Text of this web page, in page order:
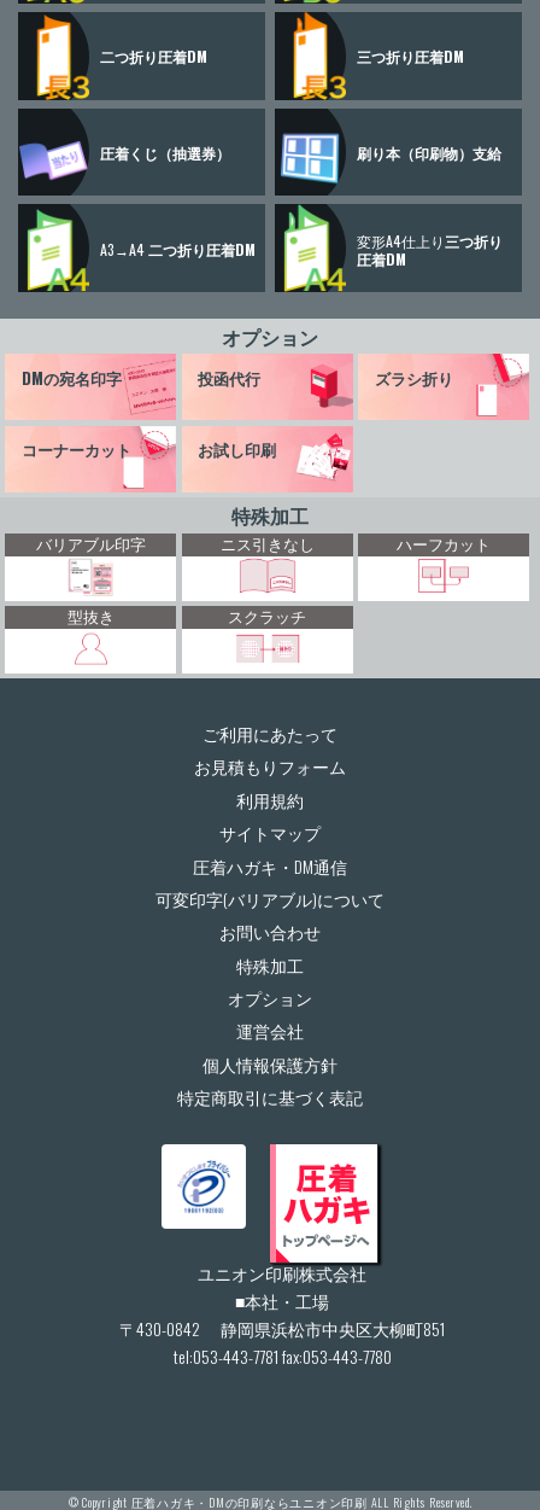
二つ折り圧着DM 三つ折り圧着DM
圧着くじ （抽選券） 刷り本（印刷物） 支給
A3→A4二つ折り圧着DM 変形A4仕上り 三つ折り
圧着DM
オプション
DMの宛名印字 投函代行 ズラシ折り
コーナーカット お試し印刷
特殊加工
バリアブル印字 ニス引きなし ハーフカット
型抜き スクラッチ
ご利用にあたって
お見積もりフォーム
利用規約
サイトマップ
圧着ハガキ・DM通信
可変印字(バリアブル)について
お問い合わせ
特殊加工
オプション
運営会社
個人情報保護方針
特定商取引に基づく表記
ユニオン印刷株式会社
■本社・工場
〒430-0842 静岡県浜松市中央区大柳町851
tel:053-443-7781 fax:053-443-7780
© Copyright 圧着ハガキ・DMの印刷ならユニオン印刷 ALL Rights Reserved.